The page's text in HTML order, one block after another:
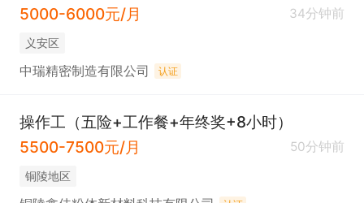
5000-6000元/月
34分钟前
义安区
中瑞精密制造有限公司 认证
操作工（五险+工作餐+年终奖+8小时）
5500-7500元/月
50分钟前
铜陵地区